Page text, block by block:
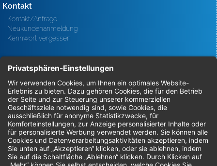
Kontakt
Kontakt/Anfrage
Neukundenanmeldung
Kennwort vergessen
Bestellungen
Sendung verfolgen